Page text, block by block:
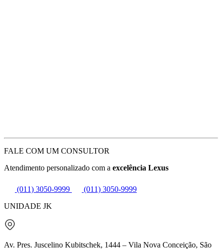
FALE COM UM CONSULTOR
Atendimento personalizado com a excelência Lexus
(011) 3050-9999
(011) 3050-9999
UNIDADE JK
Av. Pres. Juscelino Kubitschek, 1444 – Vila Nova Conceição, São